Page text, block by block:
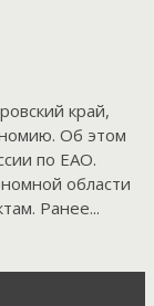
край,
Об этом
по ЕАО.
области
Ранее...